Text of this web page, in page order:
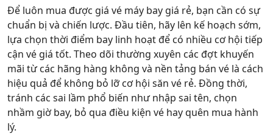
Để luôn mua được giá vé máy bay giá rẻ, bạn cần có sự
chuẩn bị và chiến lược. Đầu tiên, hãy lên kế hoạch sớm,
lựa chọn thời điểm bay linh hoạt để có nhiều cơ hội tiếp
cận vé giá tốt. Theo dõi thường xuyên các đợt khuyến
mãi từ các hãng hàng không và nền tảng bán vé là cách
hiệu quả để không bỏ lỡ cơ hội săn vé rẻ. Đồng thời,
tránh các sai lầm phổ biến như nhập sai tên, chọn
nhầm giờ bay, bỏ qua điều kiện vé hay quên mua hành
lý.